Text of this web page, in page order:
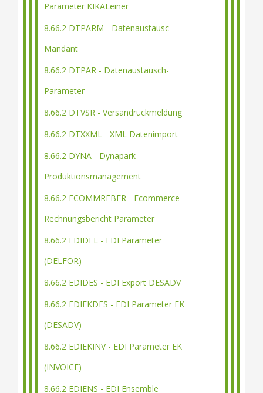
Parameter KIKALeiner
8.66.2 DTPARM - Datenaustausc
Mandant
8.66.2 DTPAR - Datenaustausch-
Parameter
8.66.2 DTVSR - Versandrückmeldung
8.66.2 DTXXML - XML Datenimport
8.66.2 DYNA - Dynapark-
Produktionsmanagement
8.66.2 ECOMMREBER - Ecommerce
Rechnungsbericht Parameter
8.66.2 EDIDEL - EDI Parameter
(DELFOR)
8.66.2 EDIDES - EDI Export DESADV
8.66.2 EDIEKDES - EDI Parameter EK
(DESADV)
8.66.2 EDIEKINV - EDI Parameter EK
(INVOICE)
8.66.2 EDIENS - EDI Ensemble